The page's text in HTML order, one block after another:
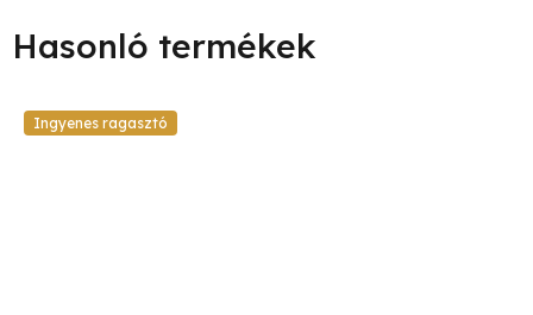
Ingyenes ragasztó